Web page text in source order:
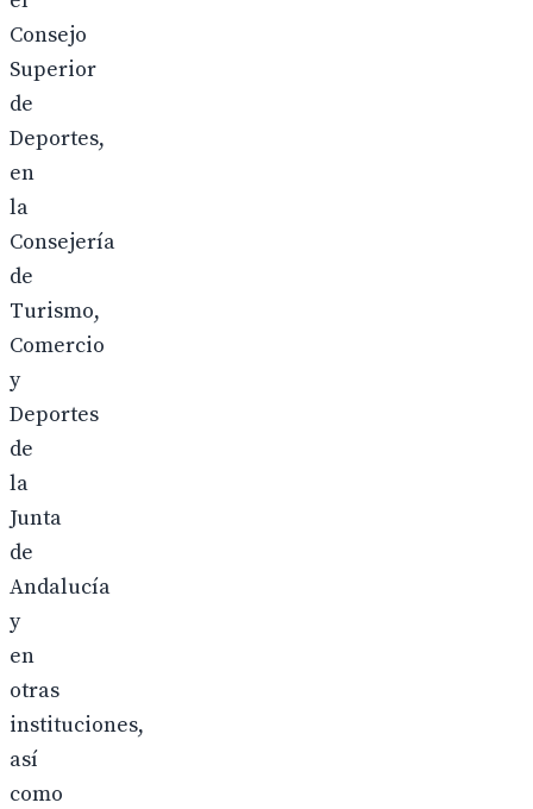
Consejo
Superior
de
Deportes,
en
la
Consejería
de
Turismo,
Comercio
y
Deportes
de
la
Junta
de
Andalucía
y
en
otras
instituciones,
así
como